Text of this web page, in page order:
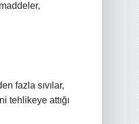
fazla sıvılar,
tehlikeye attığı